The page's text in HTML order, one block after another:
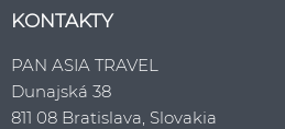
KONTAKTY
PAN ASIA TRAVEL
Dunajská 38
811 08 Bratislava, Slovakia